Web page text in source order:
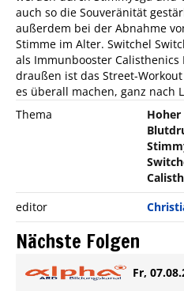
auch so die Souveränität
außerdem bei der Abnahme
Stimme im Alter. Switchel
als Immunbooster
draußen ist das Street-
es überall machen, ganz nach
Thema
editor
Nächste Folgen
Fr,